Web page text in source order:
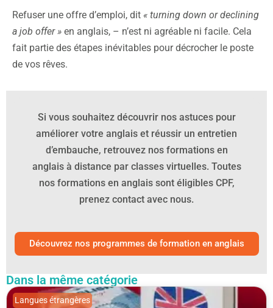
Refuser une offre d’emploi, dit « turning down or declining
a job offer » en anglais, – n’est ni agréable ni facile. Cela
fait partie des étapes inévitables pour décrocher le poste
de vos rêves.
Si vous souhaitez découvrir nos astuces pour
améliorer votre anglais et réussir un entretien
d’embauche, retrouvez nos formations en
anglais à distance par classes virtuelles. Toutes
nos formations en anglais sont éligibles CPF,
prenez contact avec nous.
Découvrez nos programmes de formation en anglais
Dans la même catégorie
Langues étrangères